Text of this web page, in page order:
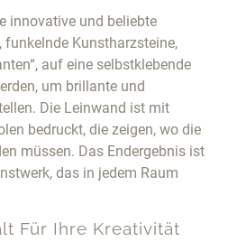
innovative und beliebte
funkelnde Kunstharzsteine,
auf eine selbstklebende
um brillante und
Die Leinwand ist mit
bedruckt, die zeigen, wo die
müssen. Das Endergebnis ist
das in jedem Raum
Für Ihre Kreativität